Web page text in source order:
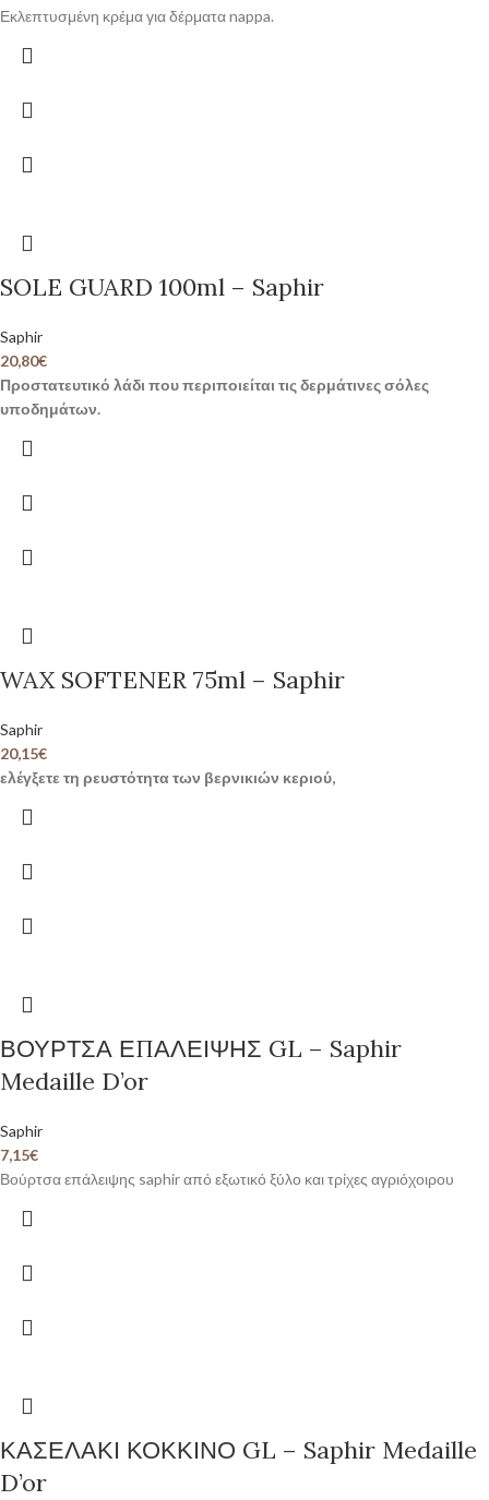
Εκλεπτυσμένη κρέμα για δέρματα nappa.
SOLE GUARD 100ml – Saphir
Saphir
20,80€
Προστατευτικό λάδι που περιποιείται τις δερμάτινες σόλες
υποδημάτων.
WAX SOFTENER 75ml – Saphir
Saphir
20,15€
ελέγξετε τη ρευστότητα των βερνικιών κεριού,
ΒΟΥΡΤΣΑ ΕΠΑΛΕΙΨΗΣ GL – Saphir
Medaille D’or
Saphir
7,15€
Βούρτσα επάλειψης saphir από εξωτικό ξύλο και τρίχες αγριόχοιρου
ΚΑΣΕΛΑΚΙ ΚΟΚΚΙΝΟ GL – Saphir Medaille
D’or